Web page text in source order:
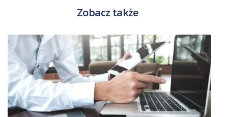
Zobacz także